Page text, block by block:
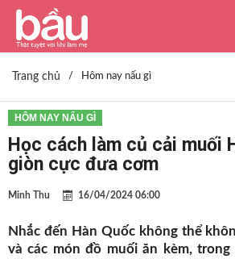
Trang chủ / Hôm nay nấu gì
HÔM NAY NẤU GÌ
Học cách làm củ cải muối
giòn cực đưa cơm
Minh Thu 16/04/2024 06:00
Nhắc đến Hàn Quốc không thể
và các món đồ muối ăn kèm,